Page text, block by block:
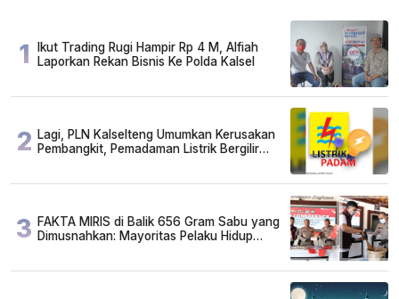
1
Ikut Trading Rugi Hampir Rp 4 M, Alfiah
Laporkan Rekan Bisnis Ke Polda Kalsel
2 Lagi, PLN Kalselteng Umumkan Kerusakan
Pembangkit, Pemadaman Listrik Bergilir
3 FAKTA MIRIS di Balik 656 Gram Sabu yang
Dimusnahkan: Mayoritas Pelaku Hidup